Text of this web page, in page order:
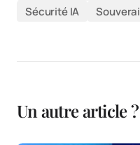
Sécurité IA
Un autre article ?